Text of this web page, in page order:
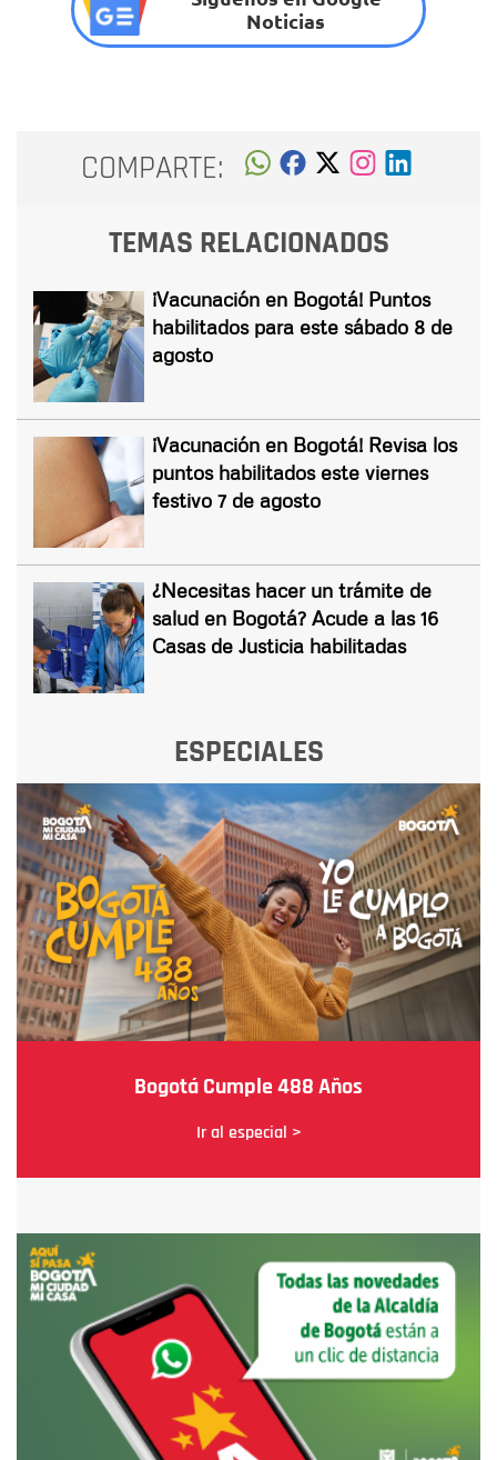
Noticias
COMPARTE:
TEMAS RELACIONADOS
¡Vacunación en Bogotá! Puntos
habilitados para este sábado 8 de
agosto
¡Vacunación en Bogotá! Revisa los
puntos habilitados este viernes
festivo 7 de agosto
¿Necesitas hacer un trámite de
salud en Bogotá? Acude a las 16
Casas de Justicia habilitadas
ESPECIALES
Bogotá Cumple 488 Años
Ir al especial >